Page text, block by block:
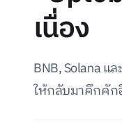
เนื่อง
BNB, Solana
ให้กลับมาคึกคัก